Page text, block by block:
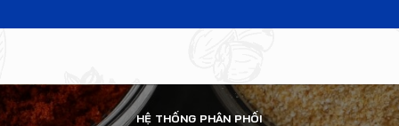
HỆ THỐNG PHÂN PHỐI